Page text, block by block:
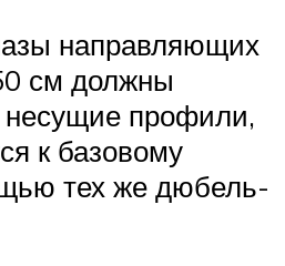
направляющих
см должны
несущие профили,
к базовому
тех же дюбель-